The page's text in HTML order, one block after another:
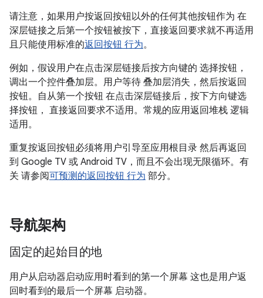
请注意，如果用户按返回按钮以外的任何其他按钮作为 在
深层链接之后第一个按钮被按下，直接返回要求就不再适用
且只能使用标准的返回按钮 行为。
例如，假设用户在点击深层链接后按方向键的 选择按钮，
调出一个控件叠加层。用户等待 叠加层消失，然后按返回
按钮。自从第一个按钮 在点击深层链接后，按下方向键选
择按钮， 直接返回要求不适用。常规的应用返回堆栈 逻辑
适用。
重复按返回按钮必须将用户引导至应用根目录 然后再返回
到 Google TV 或 Android TV，而且不会出现无限循环。有
关 请参阅可预测的返回按钮 行为 部分。
导航架构
固定的起始目的地
用户从启动器启动应用时看到的第一个屏幕 这也是用户返
回时看到的最后一个屏幕 启动器。